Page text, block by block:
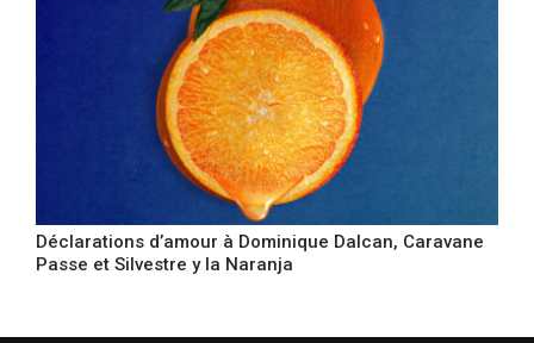
Déclarations d’amour à Dominique Dalcan, Caravane
Passe et Silvestre y la Naranja